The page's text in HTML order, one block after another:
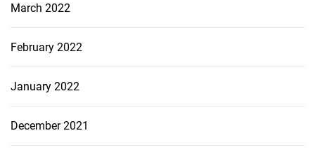
March 2022
February 2022
January 2022
December 2021